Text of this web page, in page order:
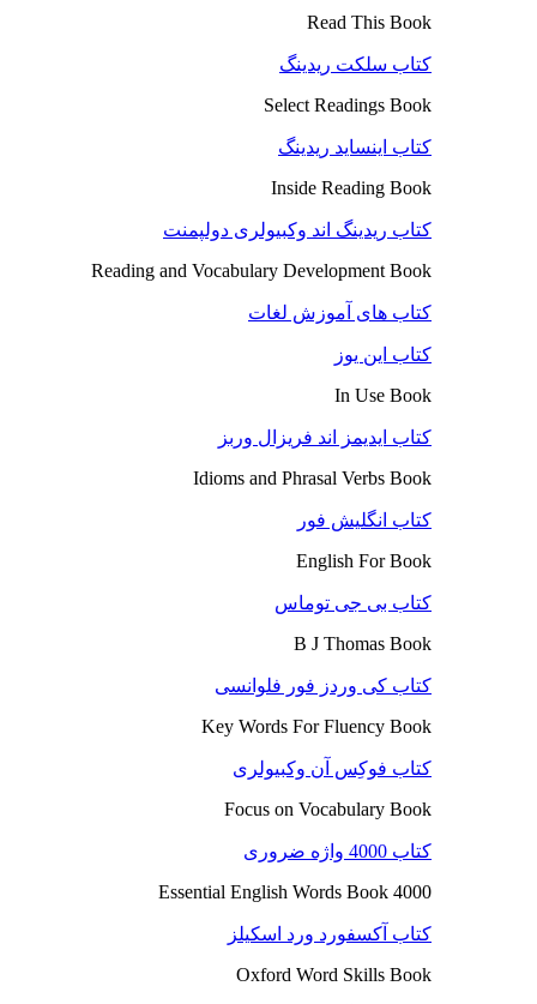
Read This Book
کتاب سلکت ریدینگ
Select Readings Book
کتاب اینساید ریدینگ
Inside Reading Book
کتاب ریدینگ اند وکبیولری دولپمنت
Reading and Vocabulary Development Book
کتاب های آموزش لغات
کتاب این یوز
In Use Book
کتاب ایدیمز اند فریزال وربز
Idioms and Phrasal Verbs Book
کتاب انگلیش فور
English For Book
کتاب بی جی توماس
B J Thomas Book
کتاب کی وردز فور فلوانسی
Key Words For Fluency Book
کتاب فوکِس آن وکبیولری
Focus on Vocabulary Book
کتاب 4000 واژه ضروری
4000 Essential English Words Book
کتاب آکسفورد ورد اسکیلز
Oxford Word Skills Book